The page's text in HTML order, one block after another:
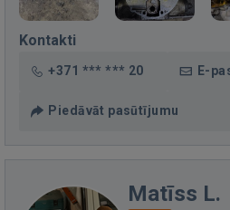
Kontakti
+371 *** *** 20 E-
Piedāvāt pasūtījumu
Matīss L.